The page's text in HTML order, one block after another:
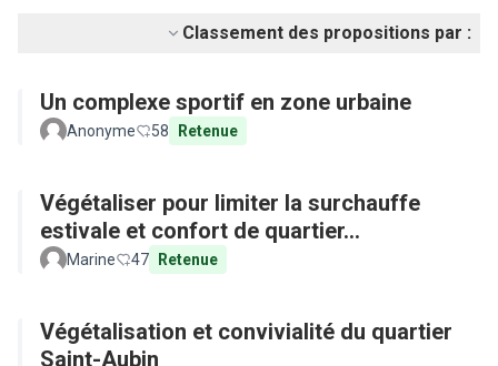
Classement des propositions par :
Un complexe sportif en zone urbaine
Anonyme 58 Retenue
Végétaliser pour limiter la surchauffe
estivale et confort de quartier...
Marine 47 Retenue
Végétalisation et convivialité du quartier
Saint-Aubin